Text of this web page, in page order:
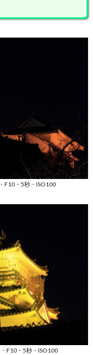
F10・5秒・ISO100
F10・5秒・ISO100